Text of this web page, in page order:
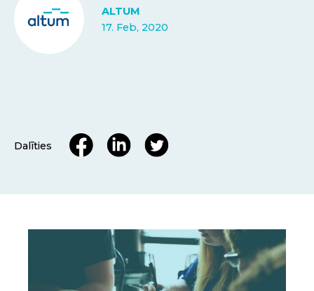
ALTUM
17. Feb, 2020
Dalīties